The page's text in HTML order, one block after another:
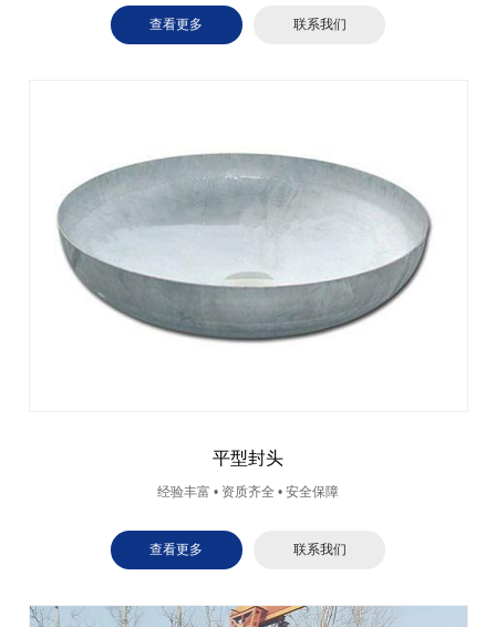
查看更多 联系我们
平型封头
经验丰富 • 资质齐全 • 安全保障
查看更多 联系我们